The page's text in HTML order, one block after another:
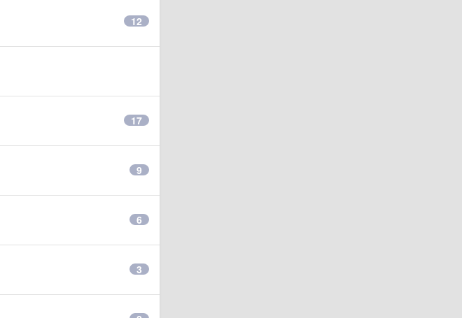
12
17
9
6
3